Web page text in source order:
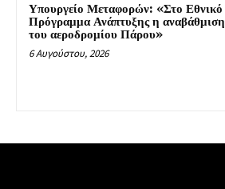
Υπουργείο Μεταφορών: «Στο Εθνικό
Πρόγραμμα Ανάπτυξης η αναβάθμιση
του αεροδρομίου Πάρου»
6 Αυγούστου, 2026